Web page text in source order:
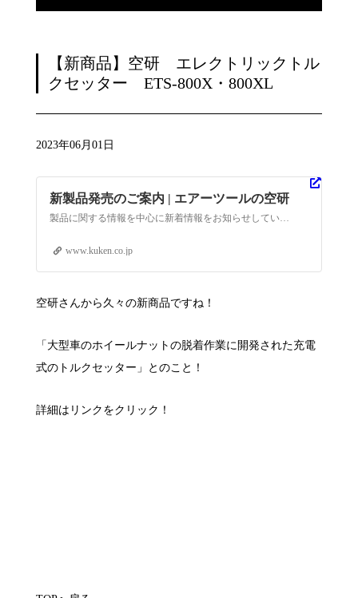
【新商品】空研 エレクトリックトル
クセッター ETS-800X・800XL
2023年06月01日
新製品発売のご案内 | エアーツールの空研
製品に関する情報を中心に新着情報をお知らせしています。エアーツールの空研
www.kuken.co.jp
空研さんから久々の新商品ですね！
「大型車のホイールナットの脱着作業に開発された充電
式のトルクセッター」とのこと！
詳細はリンクをクリック！